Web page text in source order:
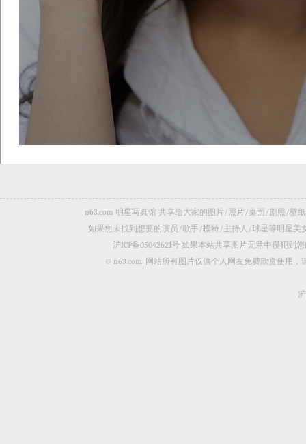
n63.com 明星写真馆 共享给大家的图片/照片/桌面/剧照/壁
如果您未找到想要的演员/歌手/模特/主持人/球星等明星美
沪ICP备05042621号 如果本站共享图片无意中侵犯到
© n63.com. 网站所有图片仅供个人网友免费欣赏使用